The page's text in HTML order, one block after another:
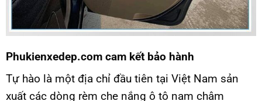
Phukienxedep.com cam kết bảo hành
Tự hào là một địa chỉ đầu tiên tại Việt Nam sản
xuất các dòng rèm che nắng ô tô nam châm